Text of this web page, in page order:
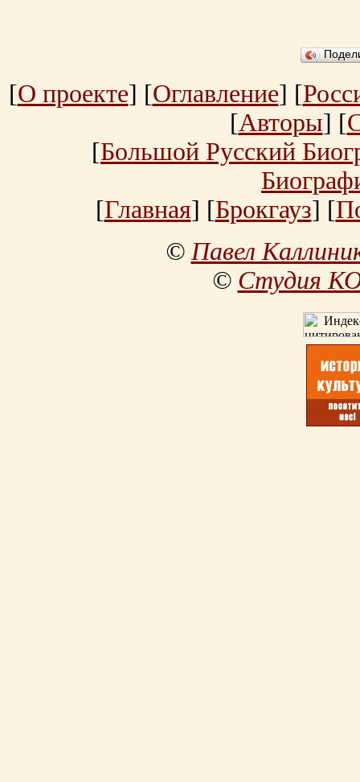
[О проекте] [Оглавление] [
[Авторы] [
[Большой Русский
[Главная] [Брокгауз] [
©Павел
© Студия